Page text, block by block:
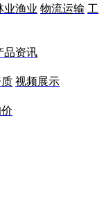
业渔业 物流运输 工
品资讯
视频展示